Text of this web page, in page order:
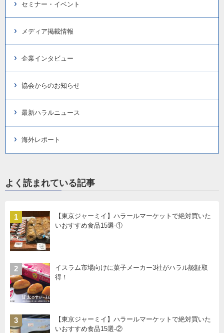
セミナー・イベント
メディア掲載情報
企業インタビュー
協会からのお知らせ
最新ハラルニュース
海外レポート
よく読まれている記事
1
【東京ジャーミイ】ハラールマーケットで絶対買いた
いおすすめ食品15選-①
2
イスラム市場向けに菓子メーカー3社がハラル認証取
得！
3
【東京ジャーミイ】ハラールマーケットで絶対買いた
いおすすめ食品15選-②